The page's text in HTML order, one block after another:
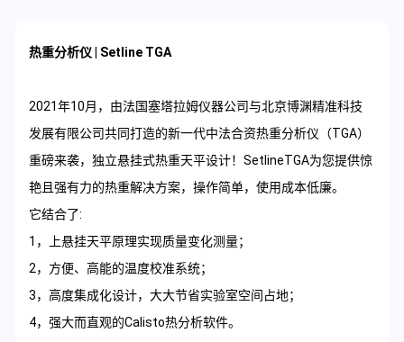
热重分析仪 | Setline TGA
2021年10月，由法国塞塔拉姆仪器公司与北京博渊精准科技
发展有限公司共同打造的新一代中法合资热重分析仪（TGA）
重磅来袭，独立悬挂式热重天平设计！SetlineTGA为您提供惊
艳且强有力的热重解决方案，操作简单，使用成本低廉。
它结合了:
1，上悬挂天平原理实现质量变化测量；
2，方便、高能的温度校准系统；
3，高度集成化设计，大大节省实验室空间占地；
4，强大而直观的Calisto热分析软件。